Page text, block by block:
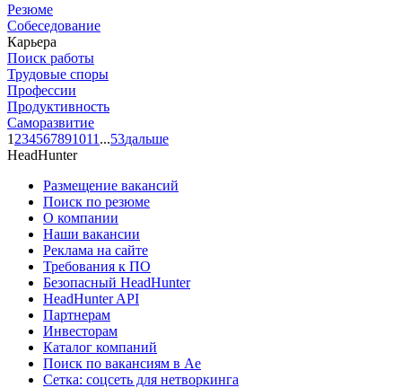
Резюме
Собеседование
Карьера
Поиск работы
Трудовые споры
Профессии
Продуктивность
Саморазвитие
1 234567891011 ...53дальше
HeadHunter
Размещение вакансий
Поиск по резюме
О компании
Наши вакансии
Реклама на сайте
Требования к ПО
Безопасный HeadHunter
HeadHunter API
Партнерам
Инвесторам
Каталог компаний
Поиск по вакансиям в Ае
Сетка: соцсеть для нетворкинга